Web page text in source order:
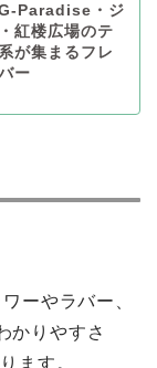
G-Paradise・ジ
紅楼広場のテ
が集まるフレ
ー
ーやラバー、
かりやすさ
ます。